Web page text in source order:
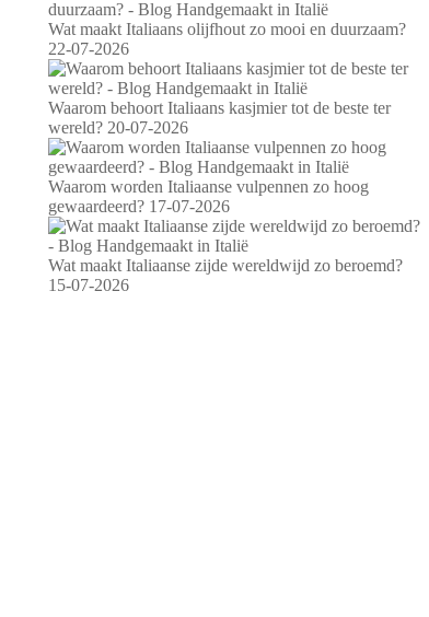
Wat maakt Italiaans olijfhout zo mooi en duurzaam?
22-07-2026
Waarom behoort Italiaans kasjmier tot de beste ter
wereld? 20-07-2026
Waarom worden Italiaanse vulpennen zo hoog
gewaardeerd? 17-07-2026
Wat maakt Italiaanse zijde wereldwijd zo beroemd?
15-07-2026